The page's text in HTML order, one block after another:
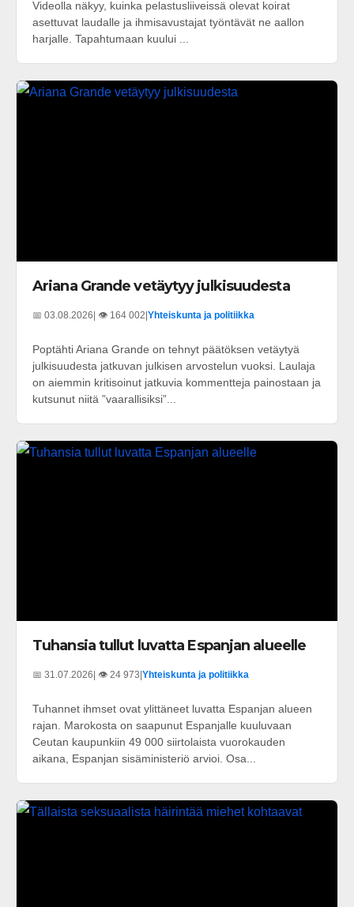
Videolla näkyy, kuinka pelastusliiveissä olevat koirat
asettuvat laudalle ja ihmisavustajat työntävät ne aallon
harjalle. Tapahtumaan kuului ...
Ariana Grande vetäytyy julkisuudesta
📅 03.08.2026| 👁️ 164 002|Yhteiskunta ja politiikka
Poptähti Ariana Grande on tehnyt päätöksen vetäytyä
julkisuudesta jatkuvan julkisen arvostelun vuoksi. Laulaja
on aiemmin kritisoinut jatkuvia kommentteja painostaan ja
kutsunut niitä ”vaarallisiksi”...
Tuhansia tullut luvatta Espanjan alueelle
📅 31.07.2026 | 👁️ 24 973 Yhteiskunta ja politiikka
Tuhannet ihmset ovat ylittäneet luvatta Espanjan alueen
rajan. Marokosta on saapunut Espanjalle kuuluvaan
Ceutan kaupunkiin 49 000 siirtolaista vuorokauden
aikana, Espanjan sisäministeriö arvioi. Osa...